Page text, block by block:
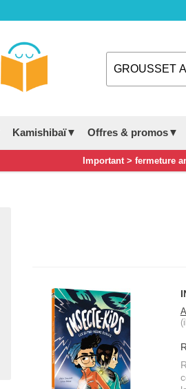
Kamishibaï▼ Offres & promos▼
Important > fermeture